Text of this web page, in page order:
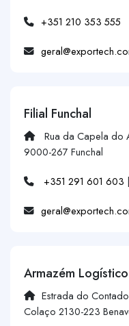
+351 210 353 555
Filial Funchal
Rua da Capela do
9000-267 Funchal
+351 291 601 603 |
Armazém Logístico
Estrada do
Colaço 2130-223